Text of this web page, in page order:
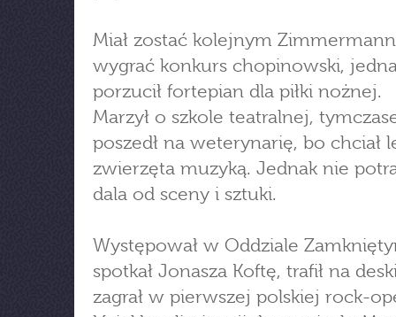
Miał zostać kolejnym
wygrać konkurs chopinowski,
porzucił fortepian dla piłki nożnej.
Marzył o szkole teatralnej,
poszedł na weterynarię, bo chciał
zwierzęta muzyką. Jednak nie
dala od sceny i sztuki.
Występował w Oddziale
spotkał Jonasza Koftę, trafił na
zagrał w pierwszej polskiej rock-